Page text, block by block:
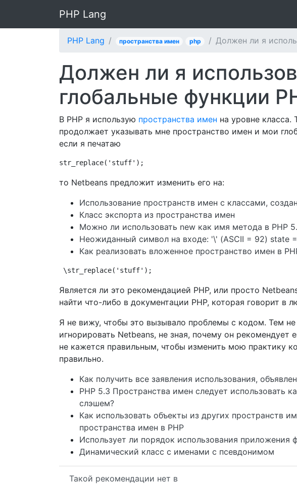
PHP Lang
PHP Lang пространства имен php Должен ли я
Должен ли я
глобальные функции
В PHP я использую пространства имен на уровне класса.
продолжает указывать мне пространство имен и мои
если я печатаю
str_replace('stuff');
то Netbeans предложит изменить его на:
Использование пространств имен с классами,
Класс экспорта из пространства имен
Можно ли использовать new как имя метода в PHP
Неожиданный символ на входе: '\' (ASCII = 92) state
Как реализовать вложенное пространство имен в
\str_replace('stuff');
Является ли это рекомендацией PHP, или просто
найти что-либо в документации PHP, которая говорит в
Я не вижу, чтобы это вызывало проблемы с кодом. Тем не
игнорировать Netbeans, не зная, почему он рекомендует
не кажется правильным, чтобы изменить мою практику
правильно.
Как получить все заявления использования,
PHP 5.3 Пространства имен следует использовать
слэшем?
Как использовать объекты из других пространств
пространства имен в PHP
Использует ли порядок использования приложения
Динамический класс с именами с псевдонимом
Такой рекомендации нет в